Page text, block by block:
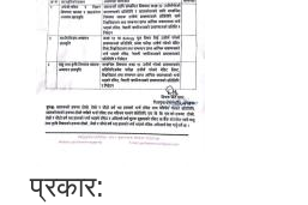
प्रकार: